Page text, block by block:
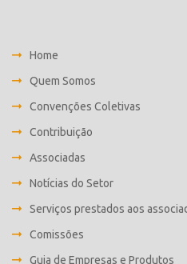
Home
Quem Somos
Convenções Coletivas
Contribuição
Associadas
Notícias do Setor
Serviços prestados aos
Comissões
Guia de Empresas e Produtos